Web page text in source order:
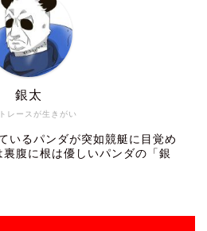
レースが生きがい
銀太
いるパンダが突如競艇に目覚め
腹に根は優しいパンダの「銀